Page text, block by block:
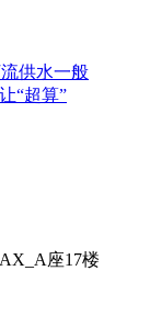
供水一般
“超算”
座17楼